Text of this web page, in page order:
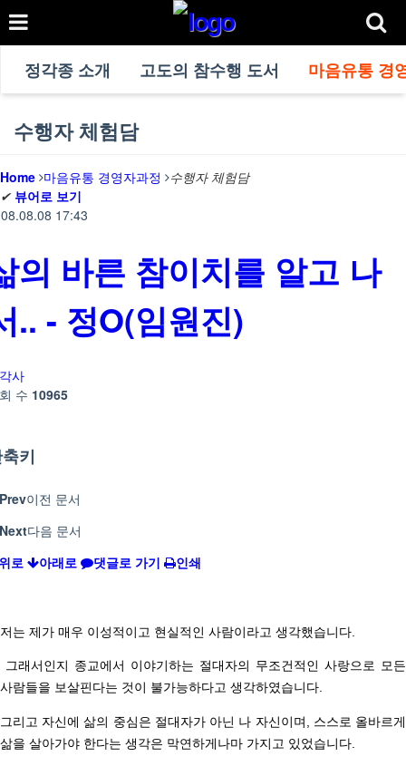
정각종 소개 고도의 참수행 도서 마음유통 경
수행자 체험담
Home 마음유통 경영자과정
수행자 체험담
✔ 뷰어로 보기
17:43
의 바른 참이치를 알고 나
.. - 정O(임원진)
사
수 10965
키
Prev이전 문서
Next다음 문서
로
아래로 댓글로 가기 인쇄
저는 제가 매우 이성적이고 현실적인 사람이라고 생각했습니다.
그래서인지 종교에서 이야기하는 절대자의 무조건적인 사랑으로 모든
사람들을 보살핀다는 것이 불가능하다고 생각하였습니다.
그리고 자신에 삶의 중심은 절대자가 아닌 나 자신이며, 스스로 올바르게
삶을 살아가야 한다는 생각은 막연하게나마 가지고 있었습니다.